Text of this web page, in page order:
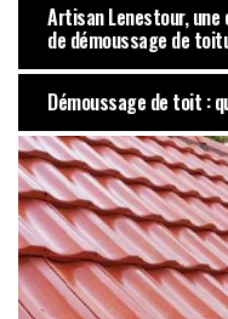
Artisan Lenestour,
de démoussage de
Démoussage de toit :